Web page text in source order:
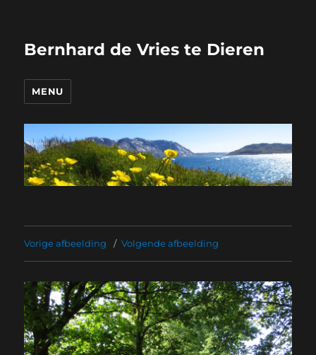
Bernhard de Vries te Dieren
MENU
Vorige afbeelding Volgende afbeelding